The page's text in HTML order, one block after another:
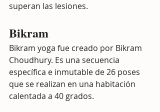
superan las lesiones.
Bikram
Bikram yoga fue creado por Bikram
Choudhury. Es una secuencia
específica e inmutable de 26 poses
que se realizan en una habitación
calentada a 40 grados.